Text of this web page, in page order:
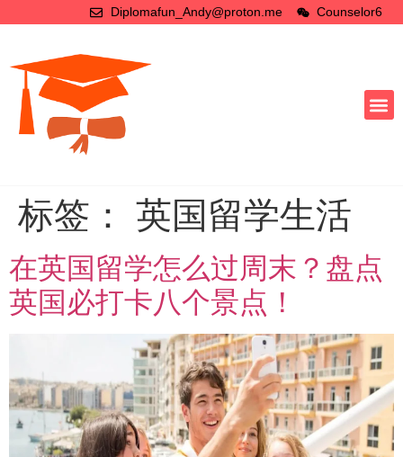
Diplomafun_Andy@proton.me Counselor6
标签： 英国留学生活
在英国留学怎么过周末？盘点
英国必打卡八个景点！